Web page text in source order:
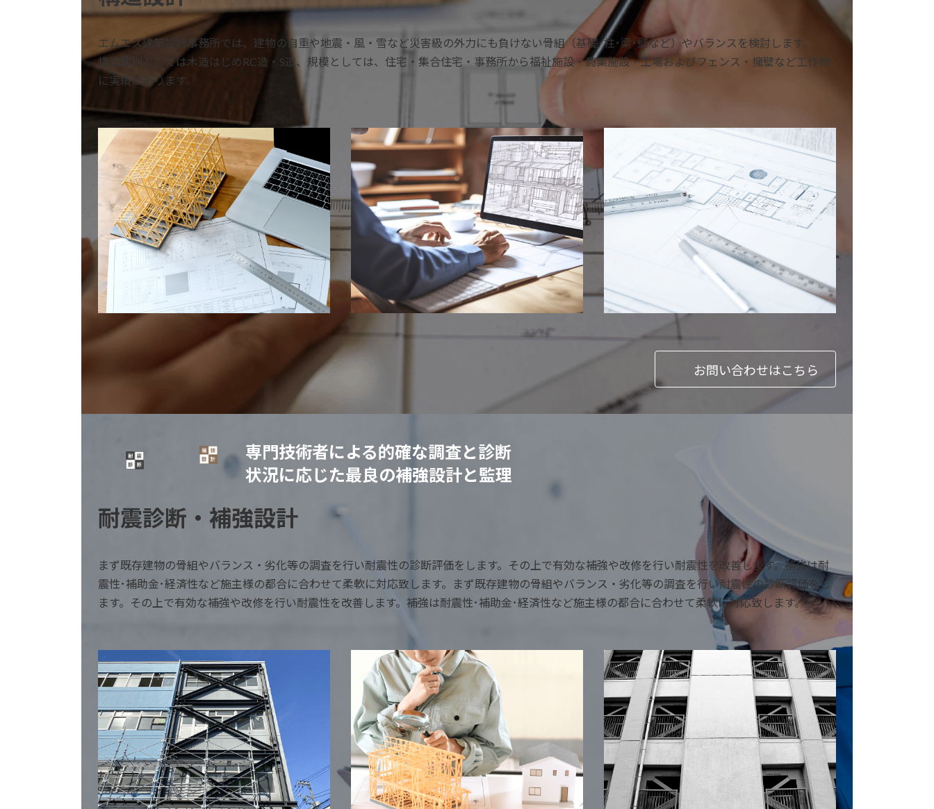
エムエス建築設計事務所では、建物の自重や地震・風・雪など災害級の外力にも負けない骨組（基礎･柱･梁･壁など）やバランスを検討します。
構造種別としては木造はじめRC造・S造、規模としては、住宅・集合住宅・事務所から福祉施設・商業施設・工場およびフェンス・擁壁など工作物
に実績があります。
お問い合わせはこちら
専門技術者による的確な調査と診断
状況に応じた最良の補強設計と監理
耐震診断・補強設計
まず既存建物の骨組やバランス・劣化等の調査を行い耐震性の診断評価をします。その上で有効な補強や改修を行い耐震性を改善します。補強は耐
震性･補助金･経済性など施主様の都合に合わせて柔軟に対応致します。まず既存建物の骨組やバランス・劣化等の調査を行い耐震性の診断評価をし
ます。その上で有効な補強や改修を行い耐震性を改善します。補強は耐震性･補助金･経済性など施主様の都合に合わせて柔軟に対応致します。